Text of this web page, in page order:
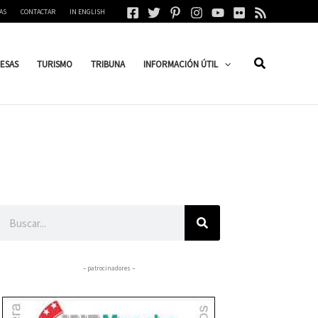
CONTACTAR IN ENGLISH
TURISMO TRIBUNA INFORMACIÓN ÚTIL
– patrocinadores –